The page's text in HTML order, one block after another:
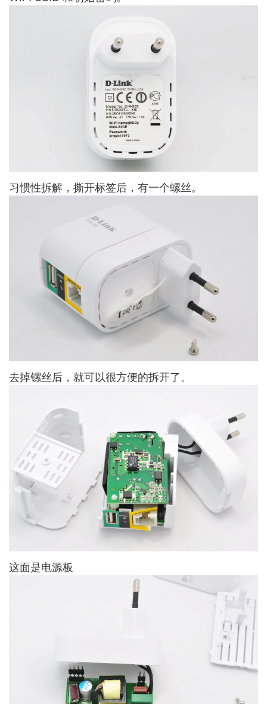
习惯性拆解，撕开标签后，有一个螺丝。
去掉镙丝后，就可以很方便的拆开了。
这面是电源板